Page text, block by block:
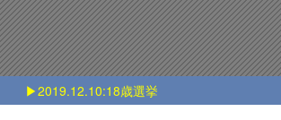
▶2019.12.10:18歳選挙